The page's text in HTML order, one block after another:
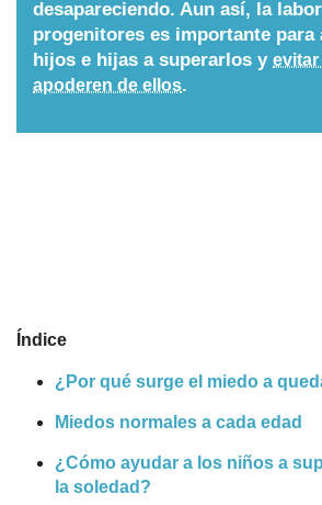
Nombres
desapareciendo. Aun así, la
progenitores es importante para
hijos e hijas a superarlos y evitar
apoderen de ellos.
Índice
¿Por qué surge el miedo a
Miedos normales a cada edad
¿Cómo ayudar a los niños a
la soledad?